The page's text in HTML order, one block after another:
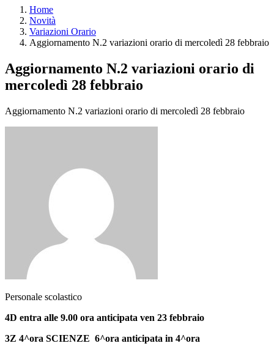
Home
Novità
Variazioni Orario
Aggiornamento N.2 variazioni orario di mercoledì 28 febbraio
Aggiornamento N.2 variazioni orario di
mercoledì 28 febbraio
Aggiornamento N.2 variazioni orario di mercoledì 28 febbraio
Personale scolastico
4D entra alle 9.00 ora anticipata ven 23 febbraio
3Z 4^ora SCIENZE 6^ora anticipata in 4^ora